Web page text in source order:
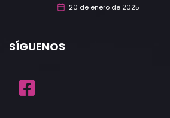
20 de enero de 2025
SÍGUENOS